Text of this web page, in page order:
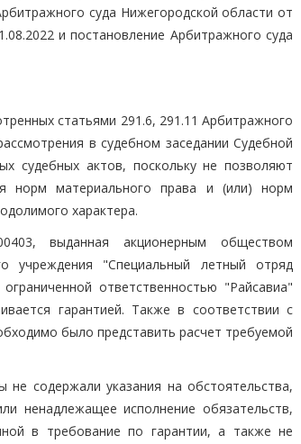
суда Нижегородской области от
и постановление Арбитражного суда
статьями 291.6, 291.11 Арбитражного
в судебном заседании Судебной
судебных актов, поскольку не позволяют
норм материального права и (или) норм
характера.
выданная акционерным обществом
учреждения "Специальный летный отряд
ответственностью "Райсавиа"
гарантией. Также в соответствии с
было представить расчет требуемой
содержали указания на обстоятельства,
ненадлежащее исполнение обязательств,
в требование по гарантии, а также не